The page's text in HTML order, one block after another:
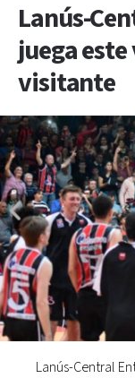
Lanús-
juega
visitante
Lanús-Central